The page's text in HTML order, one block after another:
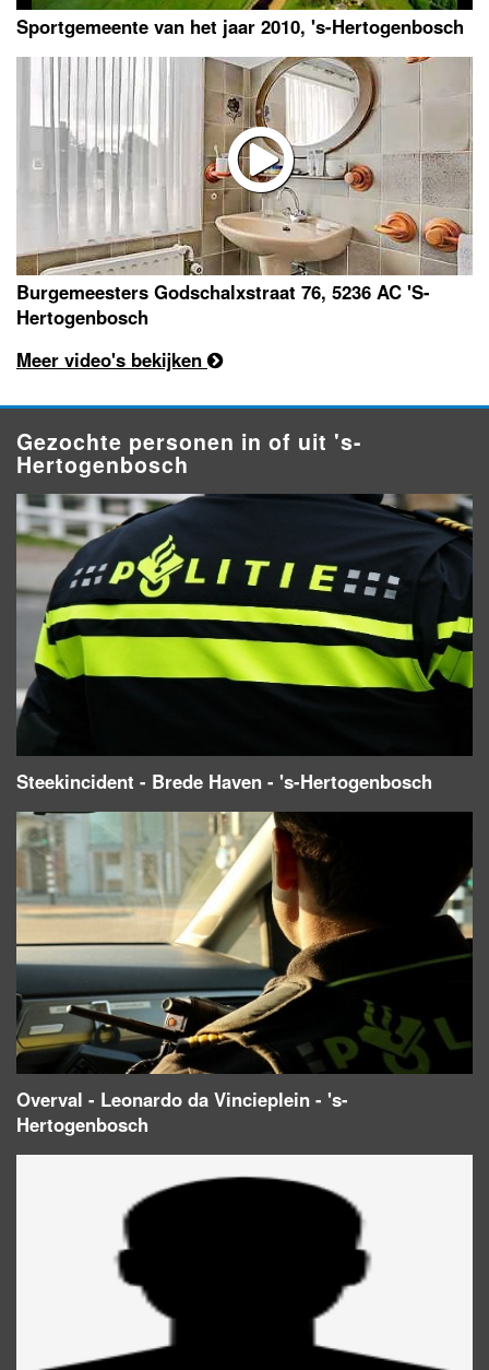
Sportgemeente van het jaar 2010, 's-Hertogenbosch
Burgemeesters Godschalxstraat 76, 5236 AC 'S-
Hertogenbosch
Meer video's bekijken
Gezochte personen in of uit 's-
Hertogenbosch
Steekincident - Brede Haven - 's-Hertogenbosch
Overval - Leonardo da Vincieplein - 's-
Hertogenbosch